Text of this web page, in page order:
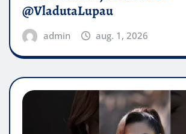
@VladutaLupau
admin aug. 1, 2026